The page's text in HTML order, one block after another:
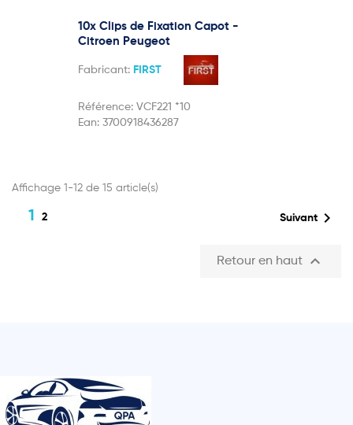
10x Clips de Fixation Capot -
Citroen Peugeot
Fabricant: FIRST
Référence: VCF221 *10
Ean: 3700918436287
Affichage 1-12 de 15 article(s)
1 2 Suivant 
Retour en haut 